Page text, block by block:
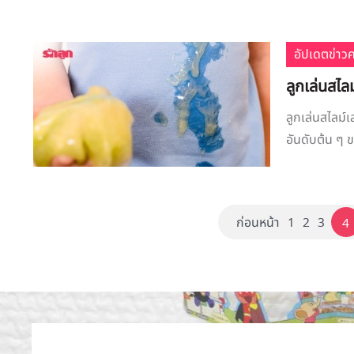
อัปเดตข่าว
ลูกเล่นสไ
ลูกเล่นสไลม์
อันดับต้น ๆ
ก่อนหน้า 1 2 3 4